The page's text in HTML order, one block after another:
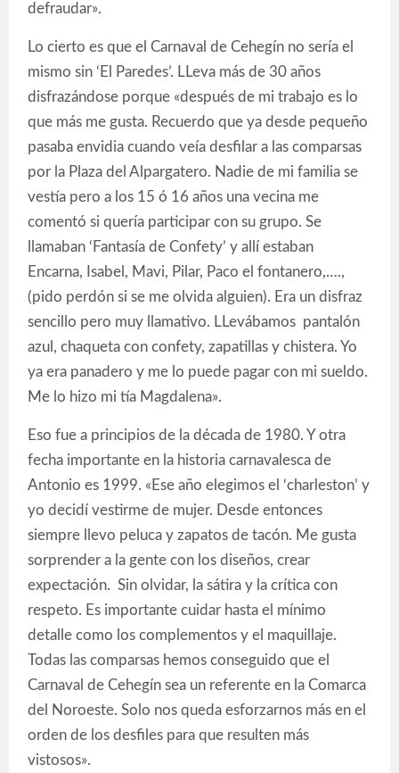
defraudar».
Lo cierto es que el Carnaval de Cehegín no sería el
mismo sin ‘El Paredes’. LLeva más de 30 años
disfrazándose porque «después de mi trabajo es lo
que más me gusta. Recuerdo que ya desde pequeño
pasaba envidia cuando veía desfilar a las comparsas
por la Plaza del Alpargatero. Nadie de mi familia se
vestía pero a los 15 ó 16 años una vecina me
comentó si quería participar con su grupo. Se
llamaban ‘Fantasía de Confety’ y allí estaban
Encarna, Isabel, Mavi, Pilar, Paco el fontanero,….,
(pido perdón si se me olvida alguien). Era un disfraz
sencillo pero muy llamativo. LLevábamos pantalón
azul, chaqueta con confety, zapatillas y chistera. Yo
ya era panadero y me lo puede pagar con mi sueldo.
Me lo hizo mi tía Magdalena».
Eso fue a principios de la década de 1980. Y otra
fecha importante en la historia carnavalesca de
Antonio es 1999. «Ese año elegimos el ‘charleston’ y
yo decidí vestirme de mujer. Desde entonces
siempre llevo peluca y zapatos de tacón. Me gusta
sorprender a la gente con los diseños, crear
expectación. Sin olvidar, la sátira y la crítica con
respeto. Es importante cuidar hasta el mínimo
detalle como los complementos y el maquillaje.
Todas las comparsas hemos conseguido que el
Carnaval de Cehegín sea un referente en la Comarca
del Noroeste. Solo nos queda esforzarnos más en el
orden de los desfiles para que resulten más
vistosos».